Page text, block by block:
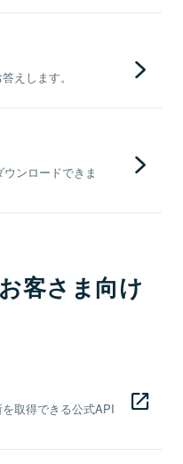
えします。
ンロードできま
客さま向け
取得できる公式API